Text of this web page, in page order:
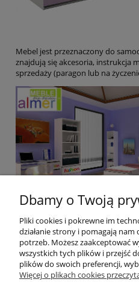
Mebel jest przeznaczony do
znajdują się akcesoria, instrukcja
sprzedaży (paragon lub na
Dbamy o Twoją
Pliki cookies i pokrewne im
działanie strony i pomagają
potrzeb. Możesz zaakceptować
wszystkich tych plików i przejść
plików do swoich preferencji,
Więcej o plikach cookies